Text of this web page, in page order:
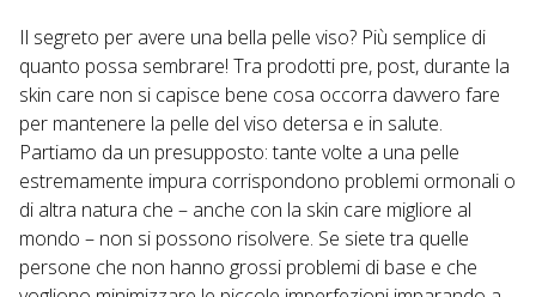
Il segreto per avere una bella pelle viso? Più semplice di
quanto possa sembrare! Tra prodotti pre, post, durante la
skin care non si capisce bene cosa occorra davvero fare
per mantenere la pelle del viso detersa e in salute.
Partiamo da un presupposto: tante volte a una pelle
estremamente impura corrispondono problemi ormonali o
di altra natura che – anche con la skin care migliore al
mondo – non si possono risolvere. Se siete tra quelle
persone che non hanno grossi problemi di base e che